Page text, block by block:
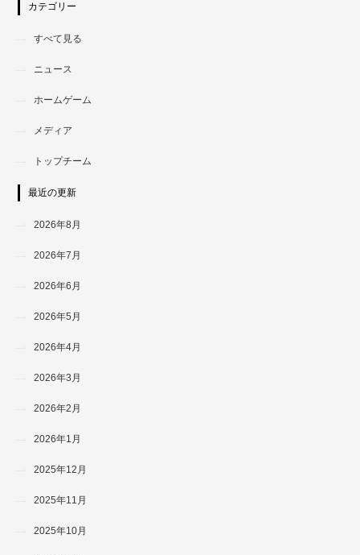
カテゴリー
すべて見る
ニュース
ホームゲーム
メディア
トップチーム
最近の更新
2026年8月
2026年7月
2026年6月
2026年5月
2026年4月
2026年3月
2026年2月
2026年1月
2025年12月
2025年11月
2025年10月